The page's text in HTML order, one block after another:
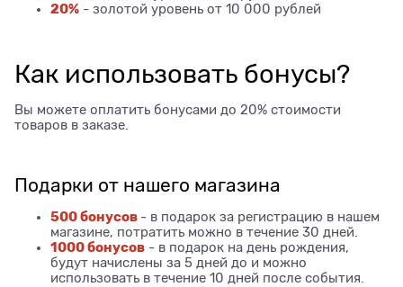
20% - золотой уровень от 10 000 рублей
Как использовать бонусы?
Вы можете оплатить бонусами до 20% стоимости
товаров в заказе.
Подарки от нашего магазина
500 бонусов - в подарок за регистрацию в нашем
магазине, потратить можно в течение 30 дней.
1000 бонусов - в подарок на день рождения,
будут начислены за 5 дней до и можно
использовать в течение 10 дней после события.